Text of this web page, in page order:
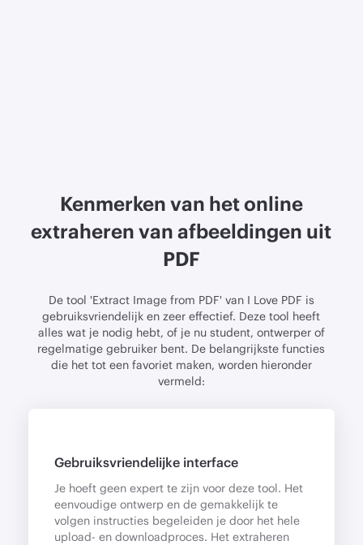
Kenmerken van het online
extraheren van afbeeldingen uit
PDF
De tool 'Extract Image from PDF' van I Love PDF is
gebruiksvriendelijk en zeer effectief. Deze tool heeft
alles wat je nodig hebt, of je nu student, ontwerper of
regelmatige gebruiker bent. De belangrijkste functies
die het tot een favoriet maken, worden hieronder
vermeld:
Gebruiksvriendelijke interface
Je hoeft geen expert te zijn voor deze tool. Het
eenvoudige ontwerp en de gemakkelijk te
volgen instructies begeleiden je door het hele
upload- en downloadproces. Het extraheren